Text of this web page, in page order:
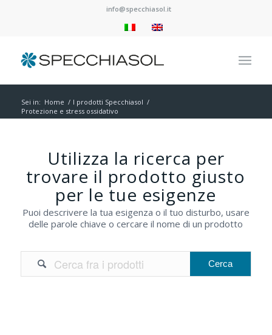
info@specchiasol.it
Sei in: Home / I prodotti Specchiasol /
Protezione e stress ossidativo
Utilizza la ricerca per
trovare il prodotto giusto
per le tue esigenze
Puoi descrivere la tua esigenza o il tuo disturbo, usare
delle parole chiave o cercare il nome di un prodotto
